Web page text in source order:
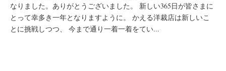
なりました。ありがとうございました。 新しい365日が皆さまに
とって幸多き一年となりますように。 かえる洋裁店は新しいこ
とに挑戦しつつ、 今まで通り一着一着をてい...